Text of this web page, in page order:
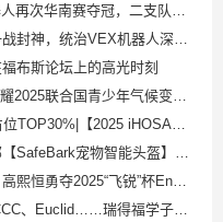
赛夺冠，二支队伍双双晋级国赛
统治VEX机器人深圳选拔赛？
布斯论坛上的高光时刻
联合国青少年气候变化峰会！
2025 iHOSA全球站】再攀高峰！
智能头盔】斩获日内瓦发明展金奖！​
飞锐”杯Enduro耐力赛季军！
得福学子在国际学术赛场连创巅峰！